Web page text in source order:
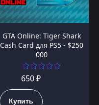
GTA Online: Tiger Shark
Cash Card для PS5 - $250
000
650 ₽
Купить